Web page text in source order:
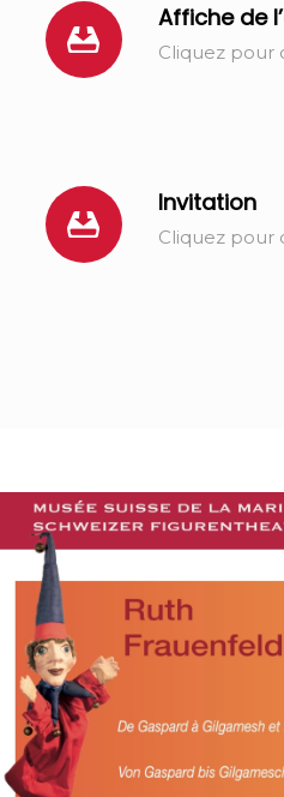
Affiche de
Cliquez pour
Invitation
Cliquez pour